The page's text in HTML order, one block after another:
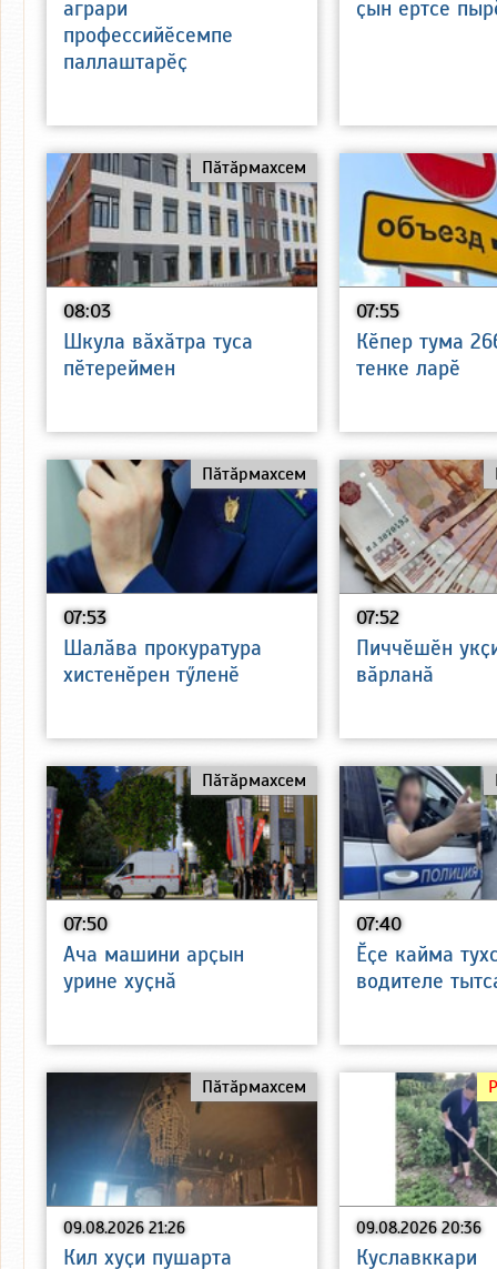
аграри
профессийӗсемпе
паллаштарӗҫ
ҫын ертсе
08:03
Пӑтӑрмахсем
Шкула вӑхӑтра туса
пӗтереймен
07:55
Кӗпер тума
тенке ларӗ
07:53
Пӑтӑрмахсем
Шалӑва прокуратура
хистенӗрен тӳленӗ
07:52
Пиччӗшӗн
вӑрланӑ
07:50
Пӑтӑрмахсем
Ача машини арҫын
урине хуҫнӑ
07:40
Ӗҫе кайма
водителе
09.08.2026 21:26
Пӑтӑрмахсем
Кил хуҫи пушарта
09.08.2026 20:36
Куславккари